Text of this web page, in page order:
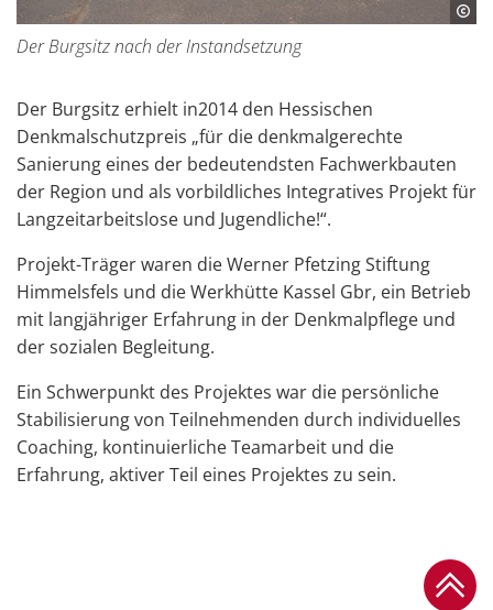
Der Burgsitz nach der Instandsetzung
Der Burgsitz erhielt in2014 den Hessischen
Denkmalschutzpreis „für die denkmalgerechte
Sanierung eines der bedeutendsten Fachwerkbauten
der Region und als vorbildliches Integratives Projekt für
Langzeitarbeitslose und Jugendliche!“.
Projekt-Träger waren die Werner Pfetzing Stiftung
Himmelsfels und die Werkhütte Kassel Gbr, ein Betrieb
mit langjähriger Erfahrung in der Denkmalpflege und
der sozialen Begleitung.
Ein Schwerpunkt des Projektes war die persönliche
Stabilisierung von Teilnehmenden durch individuelles
Coaching, kontinuierliche Teamarbeit und die
Erfahrung, aktiver Teil eines Projektes zu sein.
Zum